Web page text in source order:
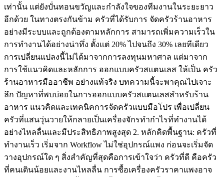
เท่านั้น แต่ยังบั่นทอนขวัญและกำลังใจของทีมงานในระยะยาว
อีกด้วย ในทางตรงกันข้าม ครัวที่ได้รับการ จัดครัวร้านอาหาร
อย่างมีระบบและถูกต้องตามหลักการ สามารถเพิ่มความเร็วใน
การทำงานได้อย่างน่าทึ่ง ตั้งแต่ 20% ไปจนถึง 30% เลยทีเดียว
การเปลี่ยนแปลงนี้ไม่ได้มาจากการลงทุนมหาศาล แต่มาจาก
การใช้แนวคิดและหลักการ ออกแบบครัวสแตนเลส ให้เป็น ครัว
ร้านอาหารมืออาชีพ อย่างแท้จริง บทความนี้จะพาคุณไปเจาะ
ลึก ปัญหาที่พบบ่อยในการออกแบบครัวสแตนเลสสำหรับร้าน
อาหาร แนวคิดและเทคนิคการจัดครัวแบบมือโปร เพื่อเปลี่ยน
ครัวที่แสนวุ่นวายให้กลายเป็นเครื่องจักรทำกำไรที่ทำงานได้
อย่างไหลลื่นและมีประสิทธิภาพสูงสุด 2. หลักคิดพื้นฐาน: ครัวที่
ทำงานเร็ว เริ่มจาก Workflow ไม่ใช่อุปกรณ์แพง ก่อนจะเริ่มจัด
วางอุปกรณ์ใด ๆ สิ่งสำคัญที่สุดคือการเข้าใจว่า ครัวที่ดี คือครัว
ที่คนเดินน้อยและงานไหลลื่น การซื้อเครื่องครัวราคาแพงอาจ